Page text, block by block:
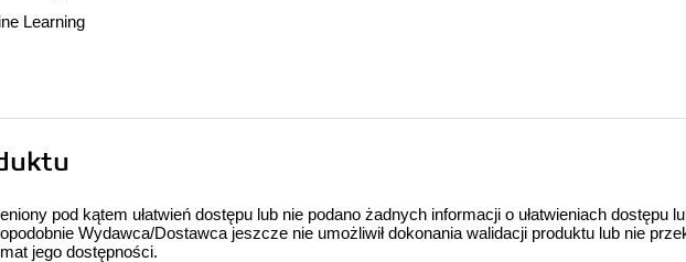
Learning
pod kątem ułatwień dostępu lub nie podano żadnych informacji o ułatwieniach dostępu
Wydawca/Dostawca jeszcze nie umożliwił dokonania walidacji produktu lub nie
jego dostępności.